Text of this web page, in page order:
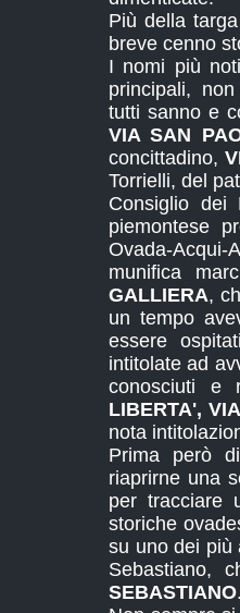
Più della
breve cenno
I nomi più
principali,
tutti sanno e
VIA SAN
concittadino,
Torrielli, del
Consiglio
piemontese
Ovada-
munifica
GALLIERA,
un tempo
essere
intitolate ad
conosciuti
LIBERTA',
nota
Prima però
riaprirne una
per tracciare
storiche
su uno dei più
Sebastiano,
SEBASTIANO.